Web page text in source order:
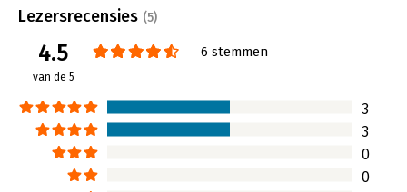
Uitgever:
Willem Roding
Verschijningsdatum:
25-9-2021
Hoofdrubriek:
Lezersrecensies (5)
4.5
van de 5
6 stemmen
3
3
0
0